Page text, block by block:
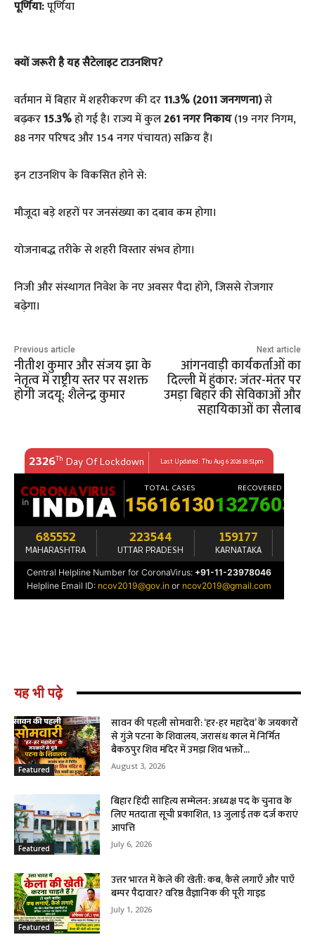
पूर्णिया:पूर्णिया
क्यों जरूरी है यह सैटेलाइट टाउनशिप?
​वर्तमान में बिहार में शहरीकरण की दर11.3% (2011 जनगणना)से
बढ़कर15.3%हो गई है। राज्य में कुल261 नगर निकाय(19 नगर निगम,
88 नगर परिषद और 154 नगर पंचायत) सक्रिय हैं।
इन टाउनशिप के विकसित होने से:
​मौजूदा बड़े शहरों पर जनसंख्या का दबाव कम होगा।
​योजनाबद्ध तरीके से शहरी विस्तार संभव होगा।
​निजी और संस्थागत निवेश के नए अवसर पैदा होंगे, जिससे रोजगार
बढ़ेगा।
Previous article
नीतीश कुमार और संजय झा के
नेतृत्व में राष्ट्रीय स्तर पर सशक्त
होगी जदयू: शैलेन्द्र कुमार
Next article
आंगनवाड़ी कार्यकर्ताओं का
दिल्ली में हुंकार: जंतर-मंतर पर
उमड़ा बिहार की सेविकाओं और
सहायिकाओं का सैलाब
यह भी पढ़े
Featured
सावन की पहली सोमवारी: ‘हर-हर महादेव’ के जयकारों
से गुंजे पटना के शिवालय, जरासंध काल में निर्मित
बैकठपुर शिव मंदिर में उमड़ा शिव भक्तों...
August 3, 2026
Featured
बिहार हिंदी साहित्य सम्मेलन: अध्यक्ष पद के चुनाव के
लिए मतदाता सूची प्रकाशित, 13 जुलाई तक दर्ज कराएं
आपत्ति
July 6, 2026
Featured
उत्तर भारत में केले की खेती: कब, कैसे लगाएँ और पाएँ
बम्पर पैदावार? वरिष्ठ वैज्ञानिक की पूरी गाइड
July 1, 2026